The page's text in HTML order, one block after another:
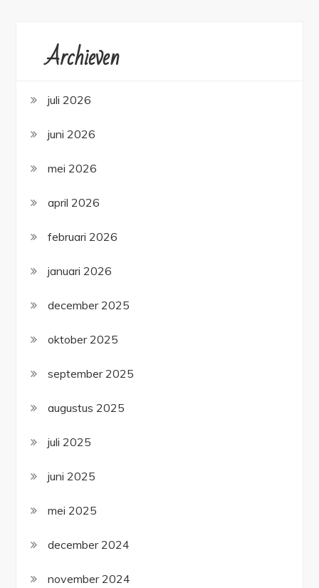
Archieven
juli 2026
juni 2026
mei 2026
april 2026
februari 2026
januari 2026
december 2025
oktober 2025
september 2025
augustus 2025
juli 2025
juni 2025
mei 2025
december 2024
november 2024